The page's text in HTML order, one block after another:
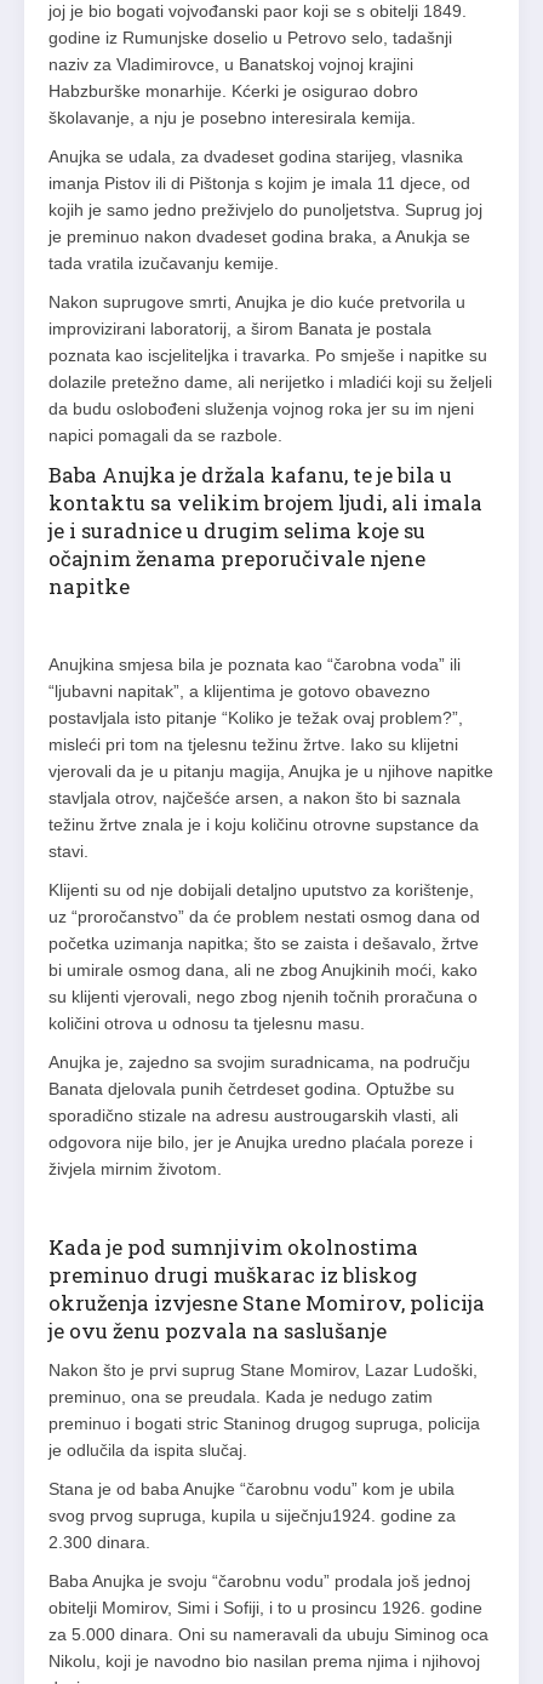
joj je bio bogati vojvođanski paor koji se s obitelji 1849.
godine iz Rumunjske doselio u Petrovo selo, tadašnji
naziv za Vladimirovce, u Banatskoj vojnoj krajini
Habzburške monarhije. Kćerki je osigurao dobro
školavanje, a nju je posebno interesirala kemija.
Anujka se udala, za dvadeset godina starijeg, vlasnika
imanja Pistov ili di Pištonja s kojim je imala 11 djece, od
kojih je samo jedno preživjelo do punoljetstva. Suprug joj
je preminuo nakon dvadeset godina braka, a Anukja se
tada vratila izučavanju kemije.
Nakon suprugove smrti, Anujka je dio kuće pretvorila u
improvizirani laboratorij, a širom Banata je postala
poznata kao iscjeliteljka i travarka. Po smješe i napitke su
dolazile pretežno dame, ali nerijetko i mladići koji su željeli
da budu oslobođeni služenja vojnog roka jer su im njeni
napici pomagali da se razbole.
Baba Anujka je držala kafanu, te je bila u
kontaktu sa velikim brojem ljudi, ali imala
je i suradnice u drugim selima koje su
očajnim ženama preporučivale njene
napitke
Anujkina smjesa bila je poznata kao “čarobna voda” ili
“ljubavni napitak”, a klijentima je gotovo obavezno
postavljala isto pitanje “Koliko je težak ovaj problem?”,
misleći pri tom na tjelesnu težinu žrtve. Iako su klijetni
vjerovali da je u pitanju magija, Anujka je u njihove napitke
stavljala otrov, najčešće arsen, a nakon što bi saznala
težinu žrtve znala je i koju količinu otrovne supstance da
stavi.
Klijenti su od nje dobijali detaljno uputstvo za korištenje,
uz “proročanstvo” da će problem nestati osmog dana od
početka uzimanja napitka; što se zaista i dešavalo, žrtve
bi umirale osmog dana, ali ne zbog Anujkinih moći, kako
su klijenti vjerovali, nego zbog njenih točnih proračuna o
količini otrova u odnosu ta tjelesnu masu.
Anujka je, zajedno sa svojim suradnicama, na području
Banata djelovala punih četrdeset godina. Optužbe su
sporadično stizale na adresu austrougarskih vlasti, ali
odgovora nije bilo, jer je Anujka uredno plaćala poreze i
živjela mirnim životom.
Kada je pod sumnjivim okolnostima
preminuo drugi muškarac iz bliskog
okruženja izvjesne Stane Momirov, policija
je ovu ženu pozvala na saslušanje
Nakon što je prvi suprug Stane Momirov, Lazar Ludoški,
preminuo, ona se preudala. Kada je nedugo zatim
preminuo i bogati stric Staninog drugog supruga, policija
je odlučila da ispita slučaj.
Stana je od baba Anujke “čarobnu vodu” kom je ubila
svog prvog supruga, kupila u siječnju1924. godine za
2.300 dinara.
Baba Anujka je svoju “čarobnu vodu” prodala još jednoj
obitelji Momirov, Simi i Sofiji, i to u prosincu 1926. godine
za 5.000 dinara. Oni su nameravali da ubuju Siminog oca
Nikolu, koji je navodno bio nasilan prema njima i njihovoj